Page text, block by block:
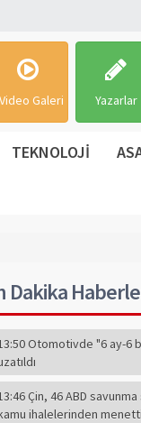
Video Galeri Yazarlar
TEKNOLOJİ
Dakika
Otomotivde "6 ay-6
Çin, 46 ABD
ihalelerinden menetti